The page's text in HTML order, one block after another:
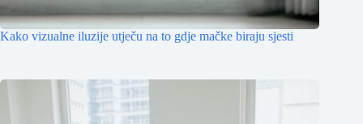
Kako vizualne iluzije utječu na to gdje mačke biraju sjesti